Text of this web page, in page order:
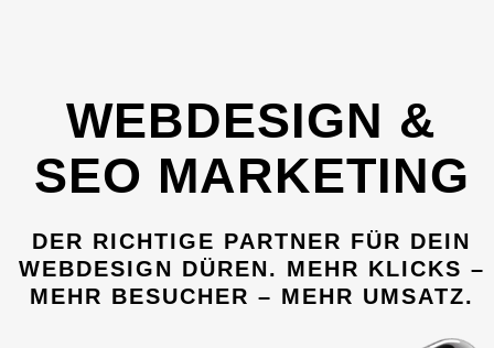
WEBDESIGN &
SEO MARKETING
DER RICHTIGE PARTNER FÜR DEIN
WEBDESIGN DÜREN. MEHR KLICKS –
MEHR BESUCHER – MEHR UMSATZ.